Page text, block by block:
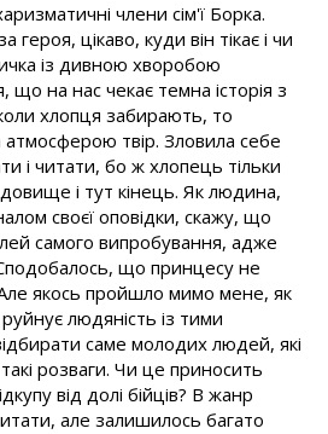
члени сім'ї Борка.
цікаво, куди він тікає і чи
із дивною хворобою
що на нас чекає темна історія з
хлопця забирають, то
твір. Зловила себе
і читати, бо ж хлопець тільки
і тут кінець. Як людина,
своєї оповідки, скажу, що
самого випробування, адже
що принцесу не
якось пройшло мимо мене, як
людяність із тими
саме молодих людей, які
розваги. Чи це приносить
від долі бійців? В жанр
але залишилось багато